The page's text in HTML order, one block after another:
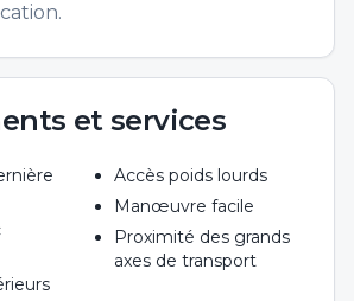
et services
Accès poids lourds
Manœuvre facile
Proximité des grands
axes de transport